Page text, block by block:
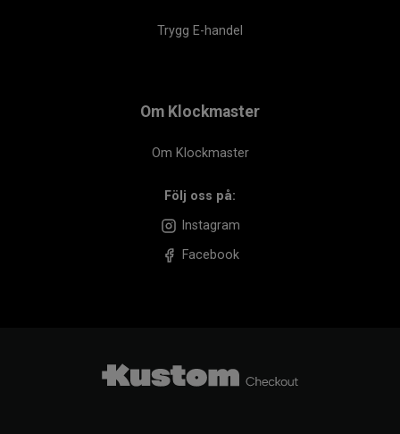
Trygg E-handel
Om Klockmaster
Om Klockmaster
Följ oss på:
Instagram
Facebook